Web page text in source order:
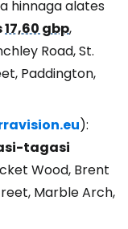
hinnaga alates
17,60 gbp,
Road, St.
Paddington,
):
tagasi
Wood, Brent
Marble Arch,